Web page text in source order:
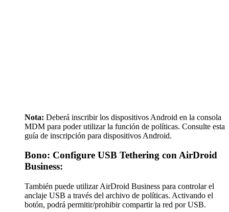
Nota: Deberá inscribir los dispositivos Android en la consola
MDM para poder utilizar la función de políticas. Consulte esta
guía de inscripción para dispositivos Android.
Bono: Configure USB Tethering con AirDroid
Business:
También puede utilizar AirDroid Business para controlar el
anclaje USB a través del archivo de políticas. Activando el
botón, podrá permitir/prohibir compartir la red por USB.